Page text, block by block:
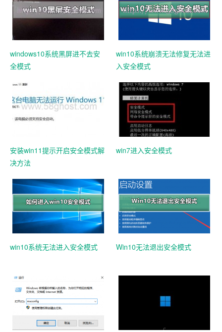
windows10系统黑屏进不去安
全模式
win10系统崩溃无法修复无法进
入安全模式
安装win11提示开启安全模式解
决方法
win7进入安全模式
win10系统无法进入安全模式 Win10无法退出安全模式